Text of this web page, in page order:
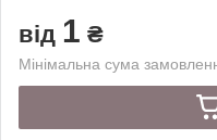
від 1 ₴
Мінімальна сума